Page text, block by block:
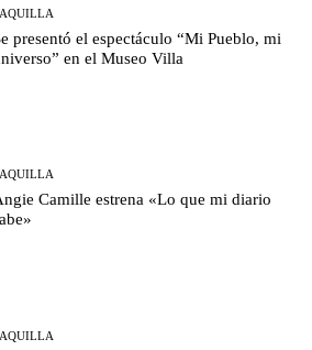
presentó el espectáculo “Mi Pueblo, mi
en el Museo Villa
Camille estrena «Lo que mi diario